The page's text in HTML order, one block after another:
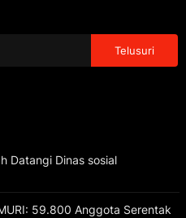
Datangi Dinas sosial
59.800 Anggota Serentak